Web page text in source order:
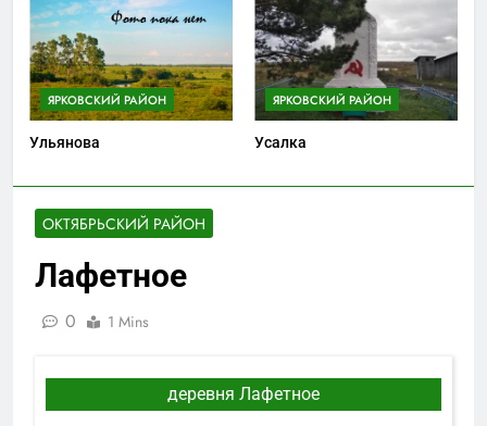
ОКТЯБРЬСКИЙ РАЙОН
Лафетное
0 1 Mins
деревня Лафетное
ЯРКОВСКИЙ РАЙОН
Ульянова
ЯРКОВСКИЙ РАЙОН
Усалка